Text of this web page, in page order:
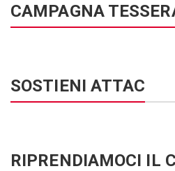
CAMPAGNA
SOSTIENI ATTAC
RIPRENDIAMOCI IL